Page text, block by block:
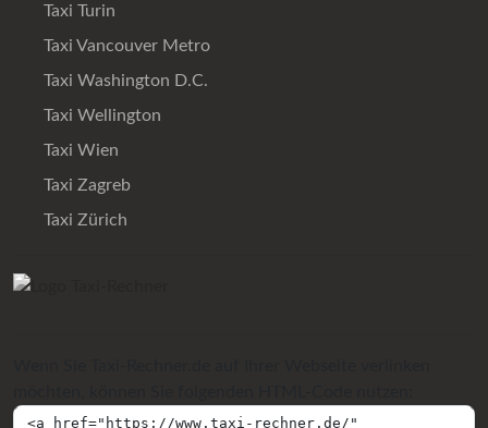
Taxi Turin
Taxi Vancouver Metro
Taxi Washington D.C.
Taxi Wellington
Taxi Wien
Taxi Zagreb
Taxi Zürich